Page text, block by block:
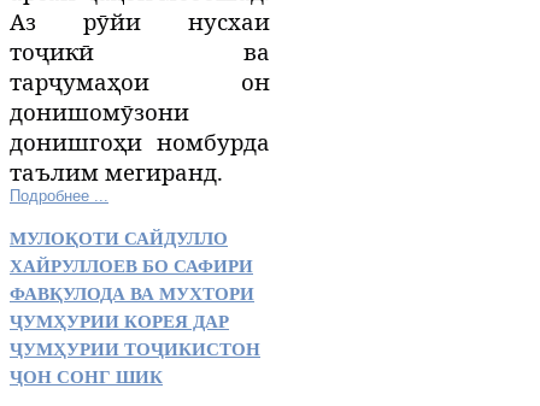
Аз рӯйи нусхаи
тоҷикӣ ва
тарҷумаҳои он
донишомӯзони
донишгоҳи номбурда
таълим мегиранд.
Подробнее ...
МУЛОҚОТИ САЙДУЛЛО
ХАЙРУЛЛОЕВ БО САФИРИ
ФАВҚУЛОДА ВА МУХТОРИ
ҶУМҲУРИИ КОРЕЯ ДАР
ҶУМҲУРИИ ТОҶИКИСТОН
ҶОН СОНГ ШИК